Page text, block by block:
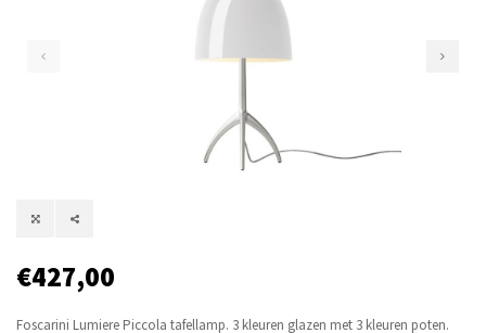
€427,00
Foscarini Lumiere Piccola tafellamp. 3 kleuren glazen met 3 kleuren poten.